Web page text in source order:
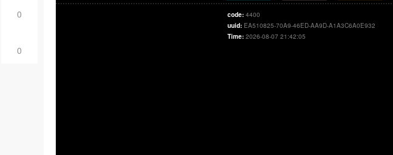
0
0
code: 4400
uuid: EA510825-70A9-46ED-AA9D-A1A3C6A0E932
Time: 2026-08-07 21:42:05